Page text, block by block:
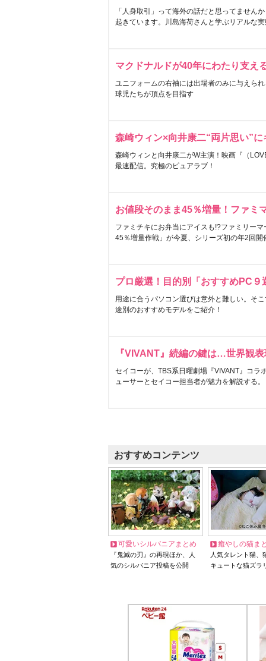
「人身取引」って海外の話だと思ってません
起きています。川島海荷さんと学ぶリアルな
マクドナルドが40年にわたり支え
ユニフォームの右袖には出場者のみに与えら
球児たちが頂点を目指す
森崎ウィン×向井康二“両片思い”
森崎ウィンと向井康二がW主演！映画『（
最速配信。究極のピュアラブ！
お値段そのまま45％増量！ファミ
ファミチキにお弁当にアイスも!?ファミリー
45％増量作戦」が今夏、シリーズ初の年2回開
プロ厳選！目的別「おすすめPC９
用途に合うパソコン選びは意外と難しい。そ
途別のおすすめモデルをご紹介！
『VIVANT』続編の鍵は…世界観
セイコーが、TBS系日曜劇場『VIVANT』コラ
ューサーとセイコー担当者が魅力を解説する。
おすすめコンテンツ
可愛いシルバニアまとめ
『鬼滅の刃』の再現ほか、人
気のシルバニア投稿を公開
癒やしの猫ま
人気タレント猫
キュートな猫ズラ